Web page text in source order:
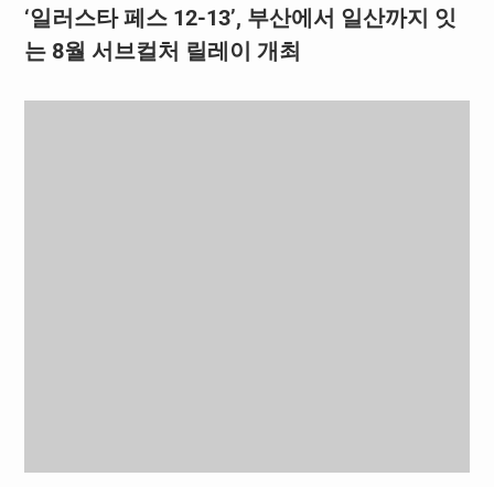
‘일러스타 페스 12-13’, 부산에서 일산까지 잇
는 8월 서브컬처 릴레이 개최